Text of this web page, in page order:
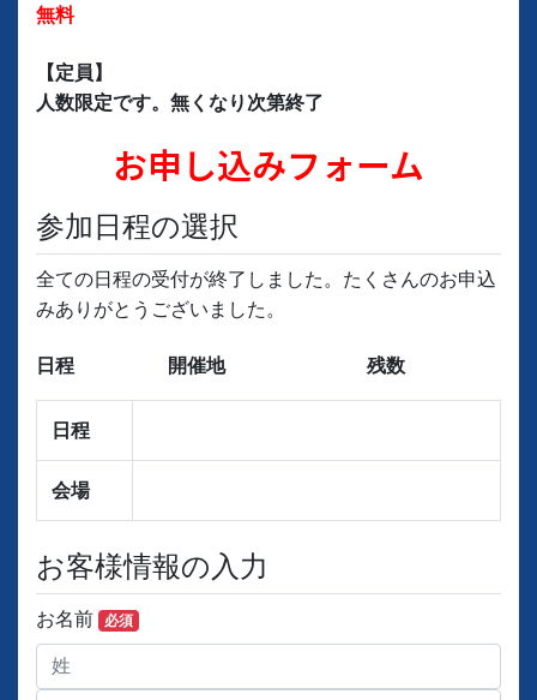
無料
【定員】
人数限定です。無くなり次第終了
お申し込みフォーム
参加日程の選択
全ての日程の受付が終了しました。たくさんのお申込
みありがとうございました。
日程 開催地 残数
日程
会場
お客様情報の入力
お名前 必須